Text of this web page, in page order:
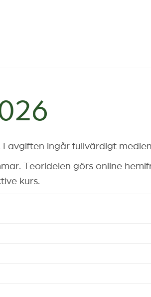
ingår fullvärdigt
Teoridelen görs online
kurs.